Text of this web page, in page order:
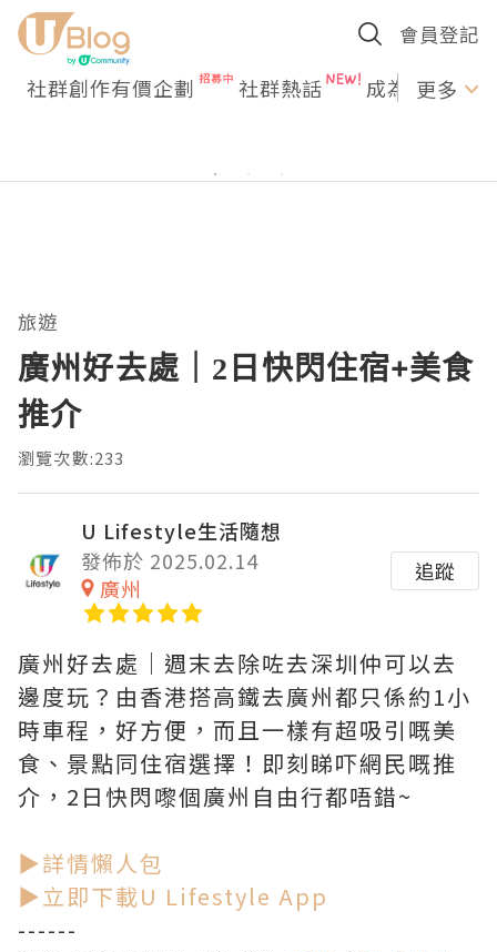
會員登記
社群創作有價企劃 社群熱話 成為U更多
旅遊
廣州好去處｜2日快閃住宿+美食
推介
瀏覽次數:233
U Lifestyle生活隨想
發佈於 2025.02.14
廣州
追蹤
廣州好去處｜週末去除咗去深圳仲可以去
邊度玩？由香港搭高鐵去廣州都只係約1小
時車程，好方便，而且一樣有超吸引嘅美
食、景點同住宿選擇！即刻睇吓網民嘅推
介，2日快閃嚟個廣州自由行都唔錯~
▶詳情懶人包
▶立即下載U Lifestyle App
------